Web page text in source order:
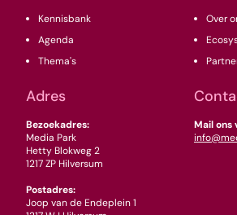
Kennisbank
Agenda
Thema's
Over
Adres
Bezoekadres:
Media Park
Hetty Blokweg 2
1217 ZP Hilversum
Postadres:
Joop van de Endeplein 1
Mail ons